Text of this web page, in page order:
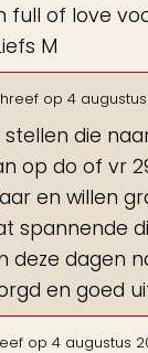
full of love
M
op 4
stellen die
op do of vr
en willen
spannende
deze dagen
en goed
op 4 augustus